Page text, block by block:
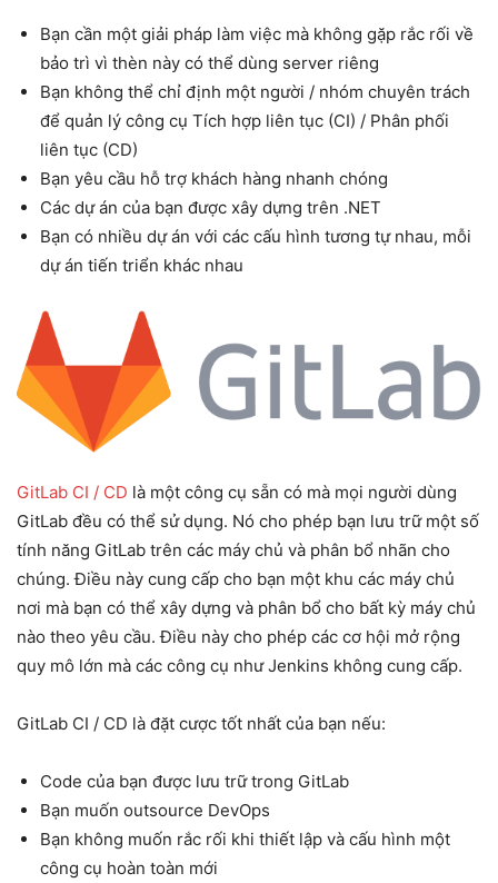
Bạn cần một giải pháp làm việc mà không gặp rắc rối về
bảo trì vì thèn này có thể dùng server riêng
Bạn không thể chỉ định một người / nhóm chuyên trách
để quản lý công cụ Tích hợp liên tục (CI) / Phân phối
liên tục (CD)
Bạn yêu cầu hỗ trợ khách hàng nhanh chóng
Các dự án của bạn được xây dựng trên .NET
Bạn có nhiều dự án với các cấu hình tương tự nhau, mỗi
dự án tiến triển khác nhau
GitLab CI / CD là một công cụ sẵn có mà mọi người dùng
GitLab đều có thể sử dụng. Nó cho phép bạn lưu trữ một số
tính năng GitLab trên các máy chủ và phân bổ nhãn cho
chúng. Điều này cung cấp cho bạn một khu các máy chủ
nơi mà bạn có thể xây dựng và phân bổ cho bất kỳ máy chủ
nào theo yêu cầu. Điều này cho phép các cơ hội mở rộng
quy mô lớn mà các công cụ như Jenkins không cung cấp.
GitLab CI / CD là đặt cược tốt nhất của bạn nếu:
Code của bạn được lưu trữ trong GitLab
Bạn muốn outsource DevOps
Bạn không muốn rắc rối khi thiết lập và cấu hình một
công cụ hoàn toàn mới